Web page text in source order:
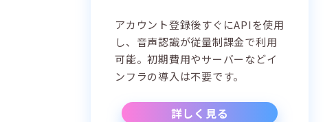
アカウント登録後すぐにAPIを使用
し、音声認識が従量制課金で利用
可能。初期費用やサーバーなどイ
ンフラの導入は不要です。
詳しく見る